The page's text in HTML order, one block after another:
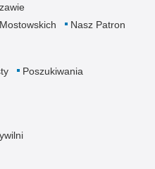
Nasz Patron
Poszukiwania